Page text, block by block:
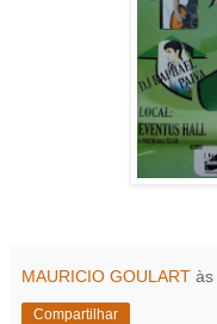
MAURICIO GOULART às
Compartilhar